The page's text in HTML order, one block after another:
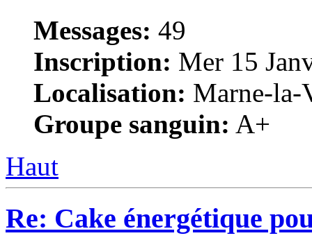
Messages: 49
Inscription: Mer 15
Localisation: Marne-la-
Groupe sanguin: A+
Haut
Re: Cake énergétique